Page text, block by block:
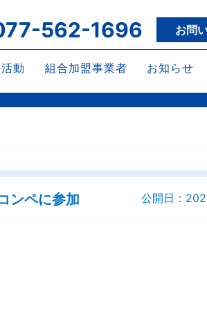
562-1696 お問
動 組合加盟事業者 お知らせ
ンペに参加 公開日：